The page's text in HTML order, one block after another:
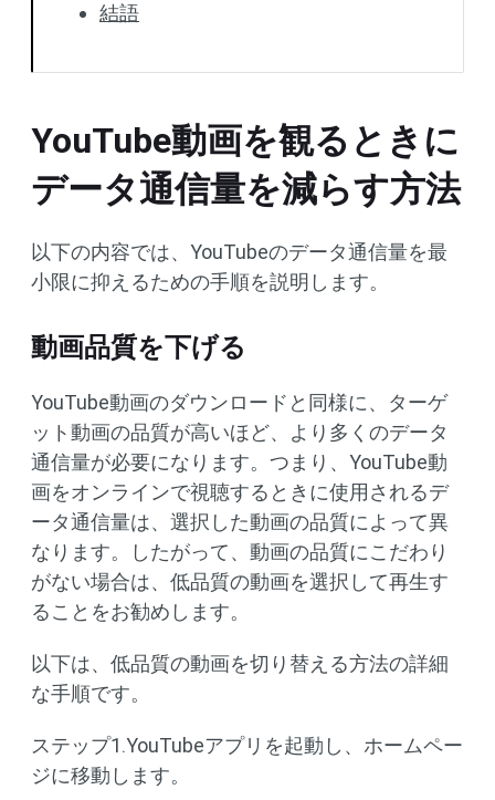
結語
YouTube動画を観るときに
データ通信量を減らす方法
以下の内容では、YouTubeのデータ通信量を最
小限に抑えるための手順を説明します。
動画品質を下げる
YouTube動画のダウンロードと同様に、ターゲ
ット動画の品質が高いほど、より多くのデータ
通信量が必要になります。つまり、YouTube動
画をオンラインで視聴するときに使用されるデ
ータ通信量は、選択した動画の品質によって異
なります。したがって、動画の品質にこだわり
がない場合は、低品質の動画を選択して再生す
ることをお勧めします。
以下は、低品質の動画を切り替える方法の詳細
な手順です。
ステップ1.YouTubeアプリを起動し、ホームペー
ジに移動します。